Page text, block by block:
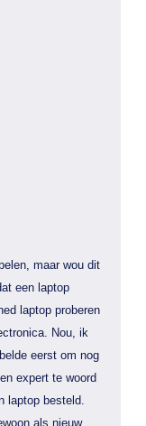
maar wou dit
een laptop
laptop proberen
Nou, ik
eerst om nog
expert te woord
laptop besteld.
als nieuw.